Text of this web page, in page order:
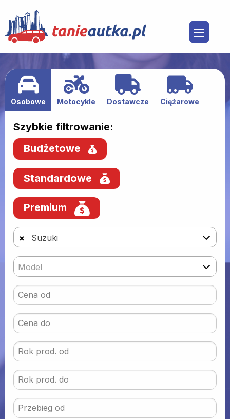
Osobowe Motocykle Dostawcze Ciężarowe
Szybkie filtrowanie:
Budżetowe
Standardowe
Premium
× Suzuki
Model